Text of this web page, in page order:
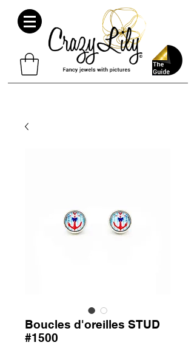
Boucles d'oreilles STUD
#1500